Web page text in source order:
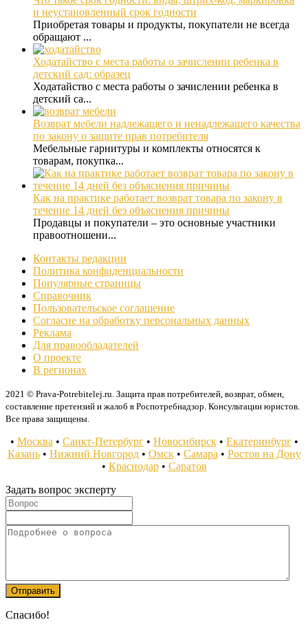
и неустановленный срок годности
Приобретая товары и продукты, покупатели не всегда
обращают ...
Ходатайство с места работы о зачислении ребенка в
детский сад: образец
Ходатайство с места работы о зачислении ребенка в
детский са...
Возврат мебели надлежащего и ненадлежащего качества
по закону о защите прав потребителя
Мебельные гарнитуры и комплекты относятся к
товарам, покупка...
Как на практике работает возврат товара по закону в
течение 14 дней без объяснения причины
Продавцы и покупатели – это основные участники
правоотношени...
Контакты редакции
Политика конфиденциальности
Популярные страницы
Справочник
Пользовательское соглашение
Согласие на обработку персональных данных
Реклама
Для правообладателей
О проекте
В регионах
2021 © Prava-Potrebitelej.ru. Защита прав потребителей, возврат, обмен,
составление претензий и жалоб в Роспотребнадзор. Консультации юристов.
Все права защищены.
• Москва • Санкт-Петербург• Новосибирск• Екатеринбург•
Казань• Нижний Новгород• Омск• Самара • Ростов на Дону
• Краснодар• Саратов
Задать вопрос эксперту
Спасибо!